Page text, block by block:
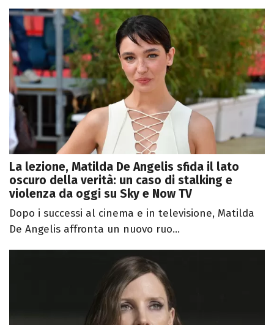
La lezione, Matilda De Angelis sfida il lato
oscuro della verità: un caso di stalking e
violenza da oggi su Sky e Now TV
Dopo i successi al cinema e in televisione, Matilda
De Angelis affronta un nuovo ruo...